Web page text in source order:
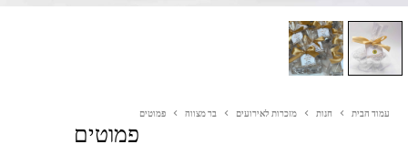
עמוד הבית חנות מזכרות לאירועים בר מצווה פמוטים
פמוטים